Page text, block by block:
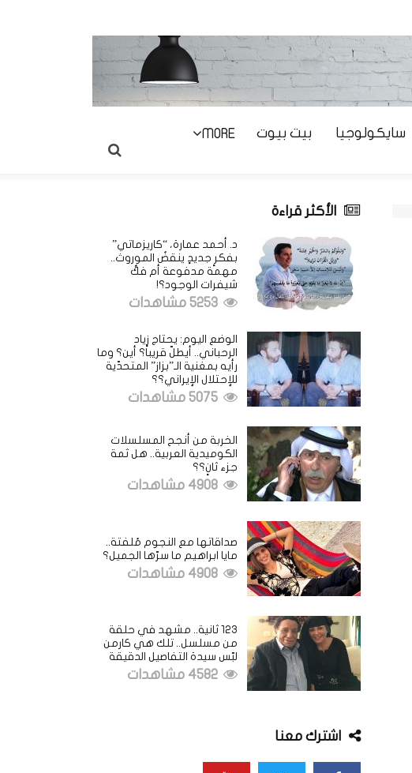
سايكولوجيا بيت بيوت MORE
الأكثر قراءة
د. أحمد عمارة، “كاريزماتي”
بفكرٍ جديدٍ ينقضُ الموروث..
مهمة مدفوعة أم فكُّ
شيفرات الوجود؟!
الوضع اليوم: يحتاج زياد
الرحباني.. أيطلّ قريباً؟ أين؟ وما
رأيه بمغنية الـ”بزاز” المتحدّية
للإحتلال الإيراني؟؟
الخربة من أنجح المسلسلات
الكوميدية العربية.. هل ثمة
جزء ثانٍ؟؟
صداقاتها مع النجوم مُلفتة..
مايا ابراهيم ما سرّها الجميل؟
123 ثانية.. مشهد في حلقة
من مسلسل.. تلك هي كارمن
لبّس سيدة التفاصيل الدقيقة
اشترك معنا